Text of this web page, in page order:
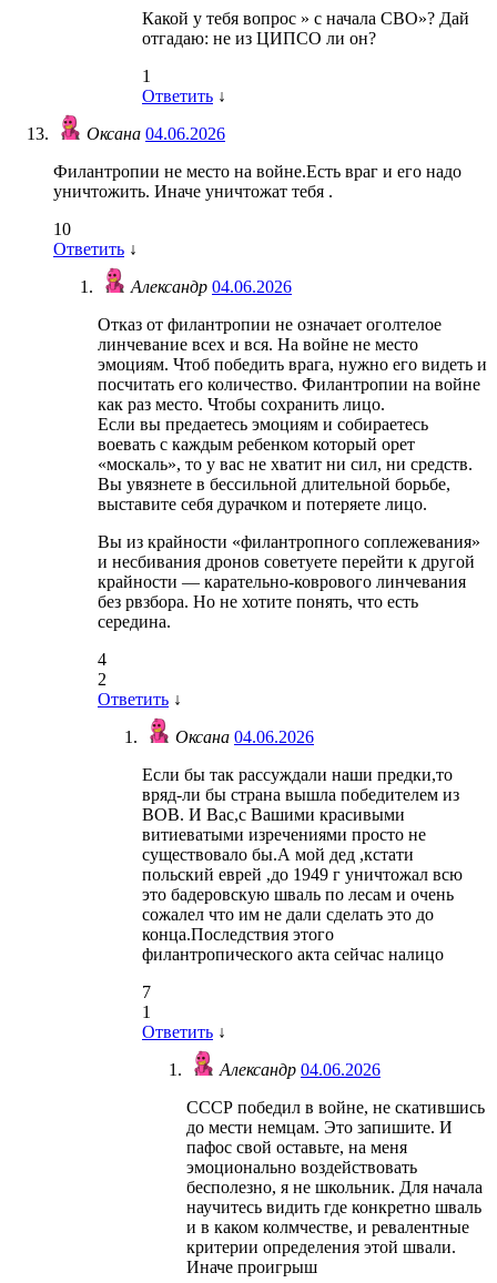
Какой у тебя вопрос » с начала СВО»? Дай
отгадаю: не из ЦИПСО ли он?
1
Ответить ↓
Оксана 04.06.2026
Филантропии не место на войне.Есть враг и его надо
уничтожить. Иначе уничтожат тебя .
10
Ответить ↓
Александр 04.06.2026
Отказ от филантропии не означает оголтелое
линчевание всех и вся. На войне не место
эмоциям. Чтоб победить врага, нужно его видеть и
посчитать его количество. Филантропии на войне
как раз место. Чтобы сохранить лицо.
Если вы предаетесь эмоциям и собираетесь
воевать с каждым ребенком который орет
«москаль», то у вас не хватит ни сил, ни средств.
Вы увязнете в бессильной длительной борьбе,
выставите себя дурачком и потеряете лицо.
Вы из крайности «филантропного соплежевания»
и несбивания дронов советуете перейти к другой
крайности — карательно-коврового линчевания
без рвзбора. Но не хотите понять, что есть
середина.
4
2
Ответить ↓
Оксана 04.06.2026
Если бы так рассуждали наши предки,то
вряд-ли бы страна вышла победителем из
ВОВ. И Вас,с Вашими красивыми
витиеватыми изречениями просто не
существовало бы.А мой дед ,кстати
польский еврей ,до 1949 г уничтожал всю
это бадеровскую шваль по лесам и очень
сожалел что им не дали сделать это до
конца.Последствия этого
филантропического акта сейчас налицо
7
1
Ответить ↓
Александр 04.06.2026
СССР победил в войне, не скатившись
до мести немцам. Это запишите. И
пафос свой оставьте, на меня
эмоционально воздействовать
бесполезно, я не школьник. Для начала
научитесь видить где конкретно шваль
и в каком колмчестве, и ревалентные
критерии определения этой швали.
Иначе проигрыш